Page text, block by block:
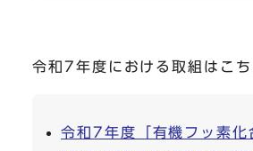
令和7年度における取組はこち
令和7年度「有機フッ素化